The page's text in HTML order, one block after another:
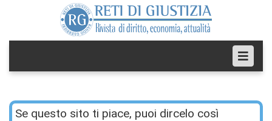
Se questo sito ti piace, puoi dircelo così